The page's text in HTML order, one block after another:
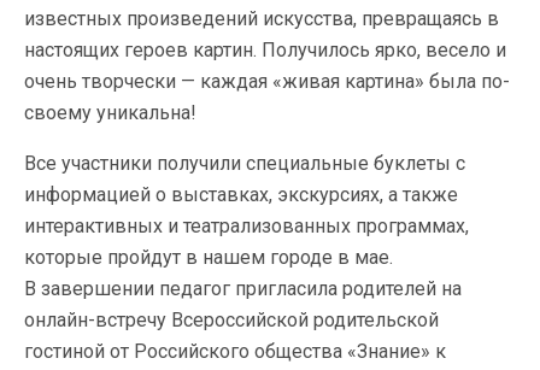
известных произведений искусства, превращаясь в
настоящих героев картин. Получилось ярко, весело и
очень творчески — каждая «живая картина» была по-
своему уникальна!
Все участники получили специальные буклеты с
информацией о выставках, экскурсиях, а также
интерактивных и театрализованных программах,
которые пройдут в нашем городе в мае.
В завершении педагог пригласила родителей на
онлайн-встречу Всероссийской родительской
гостиной от Российского общества «Знание» к